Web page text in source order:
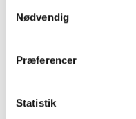
Nødvendig
Præferencer
Statistik